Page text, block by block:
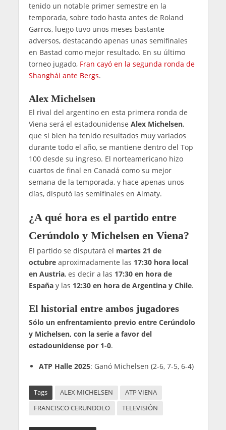
tenido un notable primer semestre en la
temporada, sobre todo hasta antes de Roland
Garros, luego tuvo unos meses bastante
adversos, destacando apenas unas semifinales
en Bastad como mejor resultado. En su último
torneo jugado, Fran cayó en la segunda ronda de
Shanghái ante Bergs.
Alex Michelsen
El rival del argentino en esta primera ronda de
Viena será el estadounidense Alex Michelsen,
que si bien ha tenido resultados muy variados
durante todo el año, se mantiene dentro del Top
100 desde su ingreso. El norteamericano hizo
cuartos de final en Canadá como su mejor
semana de la temporada, y hace apenas unos
días, disputó las semifinales en Almaty.
¿A qué hora es el partido entre
Cerúndolo y Michelsen en Viena?
El partido se disputará el martes 21 de
octubreaproximadamente las 17:30 hora local
en Austria, es decir a las 17:30 en hora de
España y las 12:30 en hora de Argentina y Chile.
El historial entre ambos jugadores
Sólo un enfrentamiento previo entre Cerúndolo
y Michelsen, con la serie a favor del
estadounidense por 1-0.
ATP Halle 2025: Ganó Michelsen (2-6, 7-5, 6-4)
Tags ALEX MICHELSEN
ATP VIENA
FRANCISCO CERUNDOLO
TELEVISIÓN